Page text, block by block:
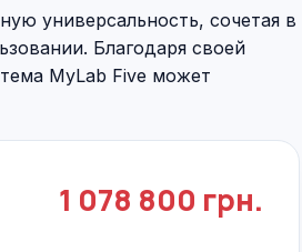
универсальность, сочетая в
Благодаря своей
MyLab Five может
1 078 800 грн.